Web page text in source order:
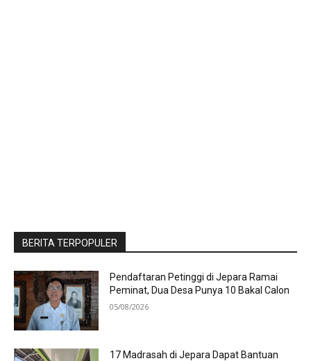
BERITA TERPOPULER
Pendaftaran Petinggi di Jepara Ramai
Peminat, Dua Desa Punya 10 Bakal Calon
05/08/2026
17 Madrasah di Jepara Dapat Bantuan